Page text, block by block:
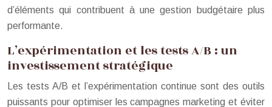
d’éléments qui contribuent à une gestion budgétaire plus
performante.
L’expérimentation et les tests A/B : un
investissement stratégique
Les tests A/B et l’expérimentation continue sont des outils
puissants pour optimiser les campagnes marketing et éviter